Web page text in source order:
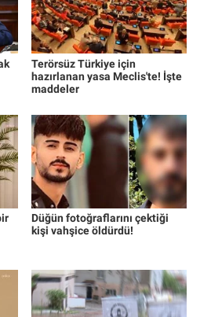
Terörsüz Türkiye için
hazırlanan yasa Meclis'te! İşte
maddeler
Düğün fotoğraflarını çektiği
kişi vahşice öldürdü!